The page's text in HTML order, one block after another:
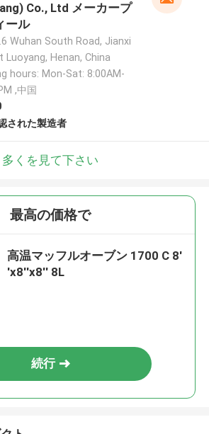
Co., Ltd メーカープ
ール
Wuhan South Road, Jianxi
Luoyang, Henan, China
hours: Mon-Sat: 8:00AM-
,中国
された製造者
多くを見て下さい
最高の価格で
高温マッフルオーブン 1700 C 8′
′x8′′x8′′ 8L
続行